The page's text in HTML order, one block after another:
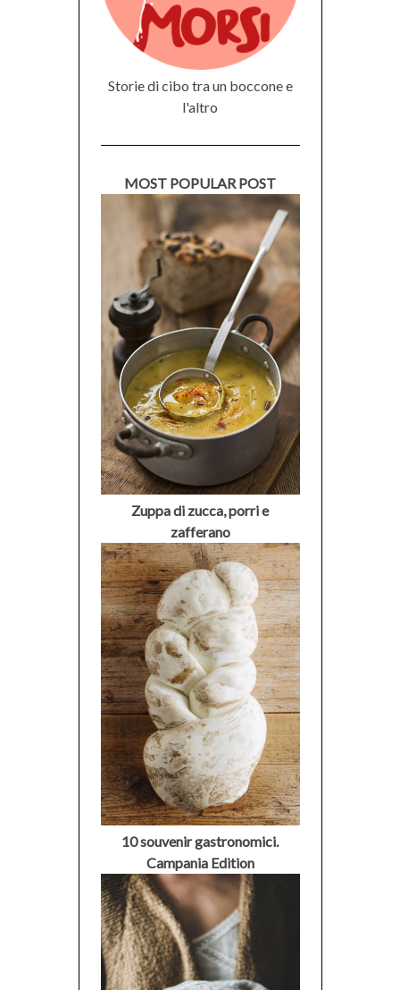
Storie di cibo tra un boccone e
l'altro
MOST POPULAR POST
Zuppa di zucca, porri e
zafferano
10 souvenir gastronomici.
Campania Edition